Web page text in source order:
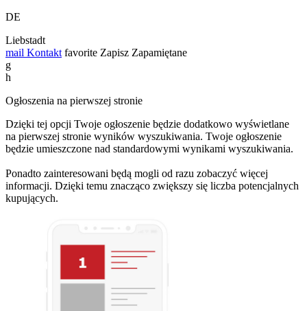
DE
Liebstadt
mail Kontakt favorite Zapisz Zapamiętane
g
h
Ogłoszenia na pierwszej stronie
Dzięki tej opcji Twoje ogłoszenie będzie dodatkowo wyświetlane
na pierwszej stronie wyników wyszukiwania. Twoje ogłoszenie
będzie umieszczone nad standardowymi wynikami wyszukiwania.
Ponadto zainteresowani będą mogli od razu zobaczyć więcej
informacji. Dzięki temu znacząco zwiększy się liczba potencjalnych
kupujących.